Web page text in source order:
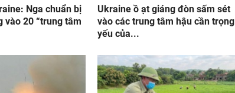
Nga chuẩn bị
vào 20 “trung tâm
Ukraine ồ ạt giáng đòn sấm sét
vào các trung tâm hậu cần trọng
yếu của...